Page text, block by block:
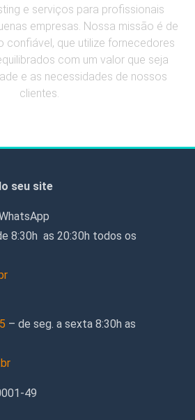
e serviços para profissionais
empresas. Nossa missão é de
confiável, que utilize fornecedores
com um valor que seja
e as necessidades de nossos
clientes.
seu site
8:30h as 20:30h todos os
– de seg. a sexta 8:30h as
49